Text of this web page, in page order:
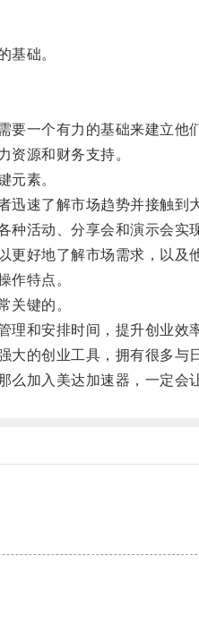
础。
一个有力的基础来建立他们
源和财务支持。
素。
速了解市场趋势并接触到大
活动、分享会和演示会实现
好地了解市场需求，以及
特点。
键的。
和安排时间，提升创业效
的创业工具，拥有很多与日
加入美达加速器，一定会